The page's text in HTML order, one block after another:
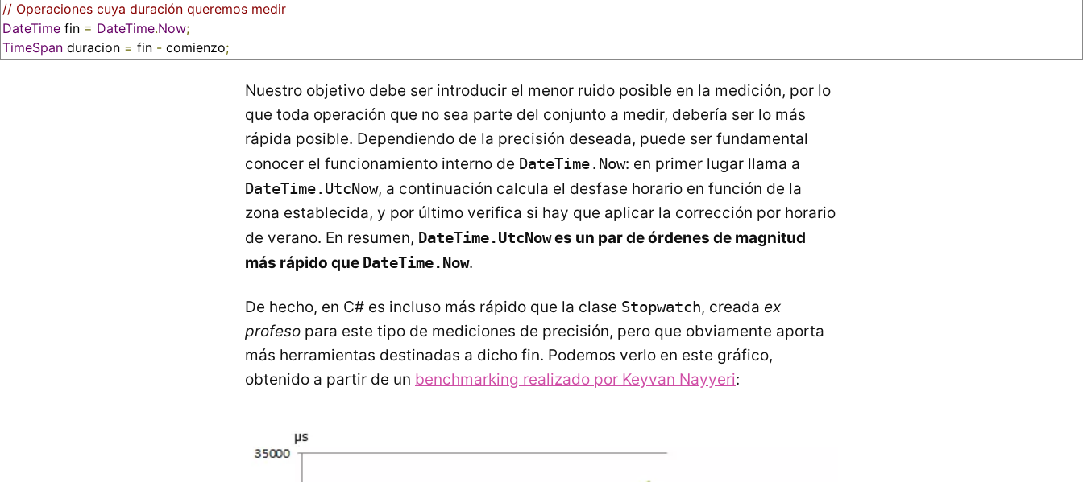
// Operaciones cuya duración queremos medir
DateTime fin = DateTime.Now;
TimeSpan duracion = fin - comienzo;
Nuestro objetivo debe ser introducir el menor ruido posible en la medición, por lo
que toda operación que no sea parte del conjunto a medir, debería ser lo más
rápida posible. Dependiendo de la precisión deseada, puede ser fundamental
conocer el funcionamiento interno de DateTime.Now: en primer lugar llama a
DateTime.UtcNow, a continuación calcula el desfase horario en función de la
zona establecida, y por último verifica si hay que aplicar la corrección por horario
de verano. En resumen, DateTime.UtcNowes un par de órdenes de magnitud
más rápido que DateTime.Now.
De hecho, en C# es incluso más rápido que la clase Stopwatch, creada ex
profeso para este tipo de mediciones de precisión, pero que obviamente aporta
más herramientas destinadas a dicho fin. Podemos verlo en este gráfico,
obtenido a partir de un benchmarking realizado por Keyvan Nayyeri: